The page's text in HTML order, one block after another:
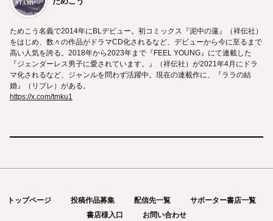
ためこう名義で2014年にBLデビュー。初コミックス『泥中の蓮』（祥伝社）
をはじめ、数々の作品がドラマCD化されるなど、デビューから今に至るまで
高い人気を誇る。2018年から2023年まで『FEEL YOUNG』にて連載した
『ジェンダーレス男子に愛されています。』（祥伝社）が2021年4月にドラ
マ化されるなど、ジャンルを問わず活躍中。現在の連載作に、『ララの結
婚』（リブレ）がある。
https://x.com/tmku1
トップページ 投稿作品募集 配信先一覧
サポーター書店一覧
書店様入口
お問い合わせ